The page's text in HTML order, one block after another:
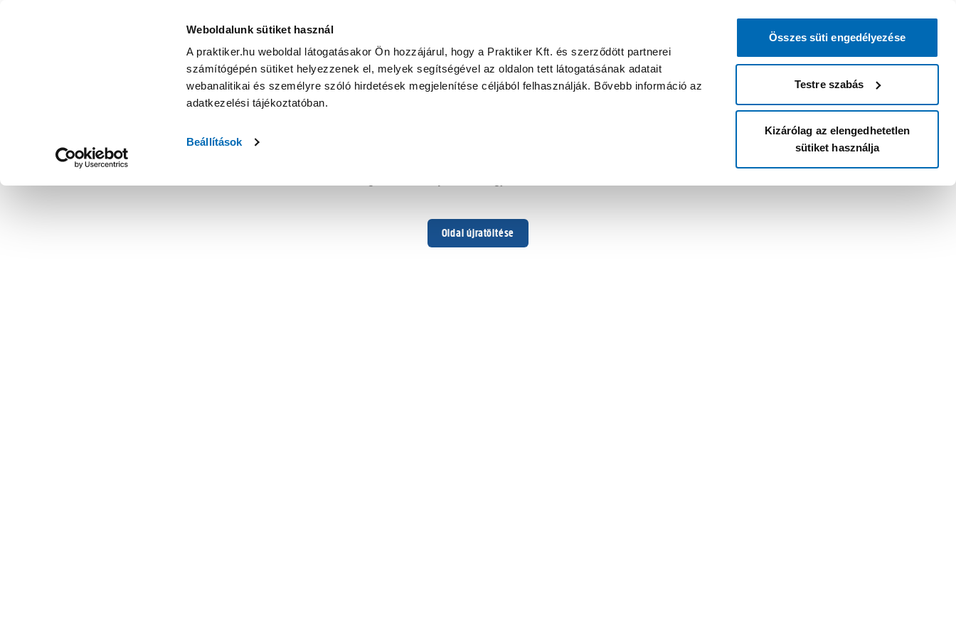
Weboldalunk sütiket használ
A praktiker.hu weboldal látogatásakor Ön hozzájárul, hogy a Praktiker Kft. és szerződött partnerei
számítógépén sütiket helyezzenek el, melyek segítségével az oldalon tett látogatásának adatait
webanalitikai és személyre szóló hirdetések megjelenítése céljából felhasználják. Bővebb információ az
adatkezelési tájékoztatóban.
Beállítások
Összes süti engedélyezése
Testre szabás
Kizárólag az elengedhetetlen
sütiket használja
Oldal újratöltése